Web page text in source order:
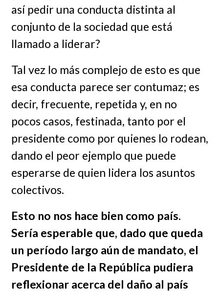
así pedir una conducta distinta al
conjunto de la sociedad que está
llamado a liderar?
Tal vez lo más complejo de esto es que
esa conducta parece ser contumaz; es
decir, frecuente, repetida y, en no
pocos casos, festinada, tanto por el
presidente como por quienes lo rodean,
dando el peor ejemplo que puede
esperarse de quien lidera los asuntos
colectivos.
Esto no nos hace bien como país.
Sería esperable que, dado que queda
un período largo aún de mandato, el
Presidente de la República pudiera
reflexionar acerca del daño al país